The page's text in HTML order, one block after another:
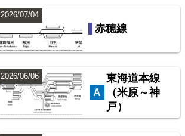
赤穂線
2026/07/04
東海道本線
（米原～神
戸）
2026/06/06